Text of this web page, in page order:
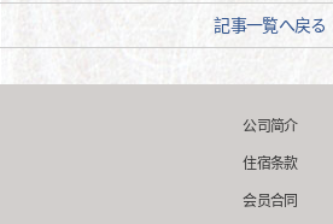
記事一覧へ戻る
公司简介
住宿条款
会员合同